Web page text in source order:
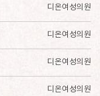
디온여성의원
디온여성의원
디온여성의원
디온여성의원